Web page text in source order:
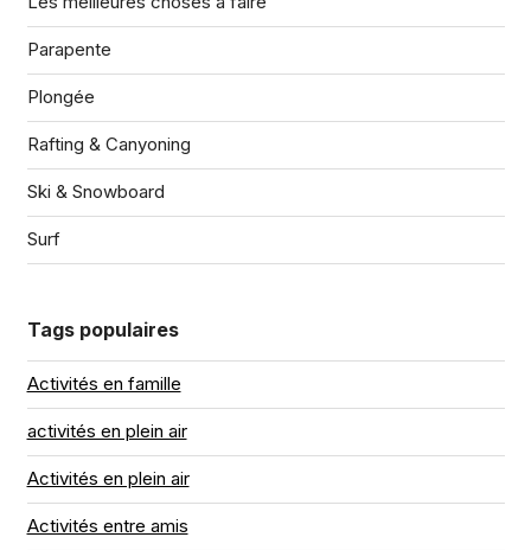
Parapente
Plongée
Rafting & Canyoning
Ski & Snowboard
Surf
Tags populaires
Activités en famille
activités en plein air
Activités en plein air
Activités entre amis